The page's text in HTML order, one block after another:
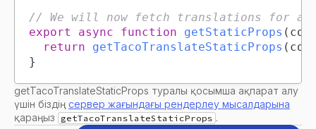
// We will now fetch translations for all
export
async function getStaticProps (
return
getTacoTranslateStaticProps (
}
getTacoTranslateStaticProps туралы қосымша ақпарат алу
үшін біздің сервер жағындағы рендерлеу мысалдарына
қараңыз
getTacoTranslateStaticProps .